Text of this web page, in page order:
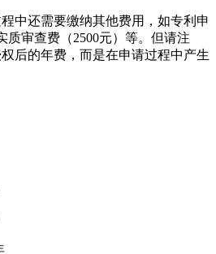
中还需要缴纳其他费用，如专利申
质审查费（2500元）等。但请注
后的年费，而是在申请过程中产生